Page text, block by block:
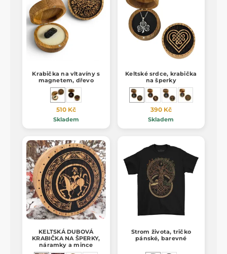
Krabička na vltavíny s
magnetem, dřevo
510 Kč
Skladem
Keltské srdce, krabička
na šperky
390 Kč
Skladem
KELTSKÁ DUBOVÁ
KRABIČKA NA ŠPERKY,
náramky a mince
Strom života, tričko
pánské, barevné